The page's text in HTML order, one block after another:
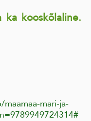
kooskõlaline.
mari-ja-